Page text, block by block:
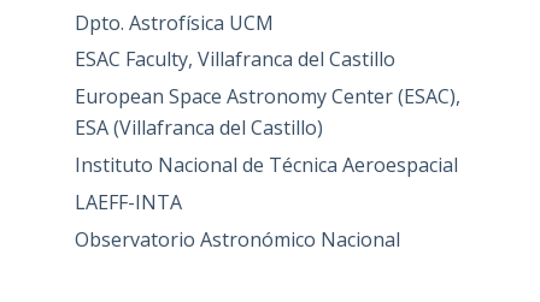
Dpto. Astrofísica UCM
ESAC Faculty, Villafranca del Castillo
European Space Astronomy Center (ESAC),
ESA (Villafranca del Castillo)
Instituto Nacional de Técnica Aeroespacial
LAEFF-INTA
Observatorio Astronómico Nacional